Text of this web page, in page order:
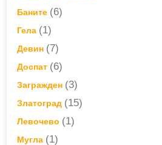
Баните (6)
Гела (1)
Девин (7)
Доспат (6)
Загражден (3)
Златоград (15)
Левочево (1)
Мугла (1)